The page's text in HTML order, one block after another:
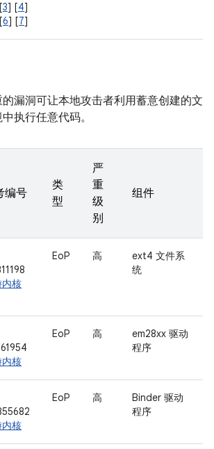
3] [4]
6] [7]
漏洞可让本地攻击者利用蓄意创建的文
执行任意代码。
编号
类
型
严
重
级
别
组件
核
EoP 高
ext4 文件系
统
核
EoP 高
em28xx 驱动
程序
核
EoP 高
Binder 驱动
程序